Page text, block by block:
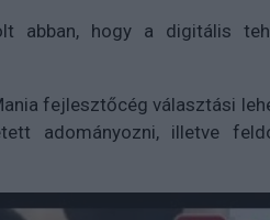
abban, hogy a digitális
fejlesztőcég választási
adományozni, illetve